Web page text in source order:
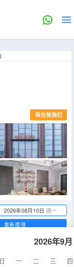
現在就預訂
2026年08月10日 週一
2026年9月
日 一 二 三
四
重新搜尋